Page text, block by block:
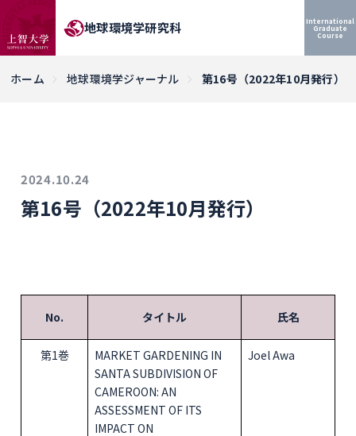
地球環境学研究科
International
Graduate
Course
ホーム 地球環境学ジャーナル 第16号（2022年10月発行）
2024.10.24
第16号（2022年10月発行）
No. タイトル 氏名
第1巻
MARKET GARDENING IN
SANTA SUBDIVISION OF
CAMEROON: AN
ASSESSMENT OF ITS
IMPACT ON
Joel Awa